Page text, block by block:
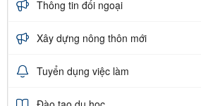
Thông tin đối ngoại
Xây dựng nông thôn mới
Tuyển dụng việc làm